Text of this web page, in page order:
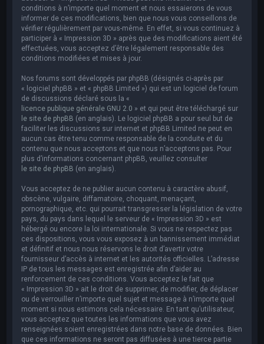
conditions à n’importe quel moment et nous essaierons de vous
informer de ces modifications, bien que nous vous conseillons de
vérifier régulièrement par vous-même. En effet, si vous continuez à
participer à « Impression 3D » après que des modifications aient été
effectuées, vous acceptez d’être légalement responsable des
conditions modifiées et mises à jour.
Nos forums sont développés par phpBB (désignés ci-après par
« logiciel phpBB » et « phpBB Limited ») qui est un logiciel de forum
de discussions déclaré sous la «
licence publique générale GNU 2.0 » et qui peut être téléchargé sur
le site de phpBB (en anglais). Le logiciel phpBB a pour seul but de
faciliter les discussions sur internet et phpBB Limited ne peut en
aucun cas être tenu comme responsable de la conduite et du
contenu que nous acceptons et que nous n’acceptons pas. Pour
plus d’informations concernant phpBB, veuillez consulter
le site de phpBB (en anglais).
Vous acceptez de ne publier aucun contenu à caractère abusif,
obscène, vulgaire, diffamatoire, choquant, menaçant,
pornographique, etc. qui pourrait transgresser la législation de votre
pays, du pays dans lequel le serveur de « Impression 3D » est
hébergé ou encore la loi internationale. Si vous ne respectez pas
ces dispositions, vous vous exposez à un bannissement immédiat
et définitif et nous nous réservons le droit d’avertir votre
fournisseur d’accès à internet et les autorités officielles. L’adresse
IP de tous les messages est enregistrée afin d’aider au
renforcement de ces conditions. Vous acceptez le fait que
« Impression 3D » ait le droit de supprimer, de modifier, de déplacer
ou de verrouiller n’importe quel sujet et message à n’importe quel
moment si nous estimons cela nécessaire. En tant qu’utilisateur,
vous acceptez que toutes les informations que vous avez
renseignées soient enregistrées dans notre base de données. Bien
que ces informations ne seront pas diffusées à une tierce partie